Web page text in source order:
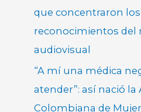
que concentraron
reconocimientos del
audiovisual
“A mí una médica
atender”: así nació la
Colombiana de